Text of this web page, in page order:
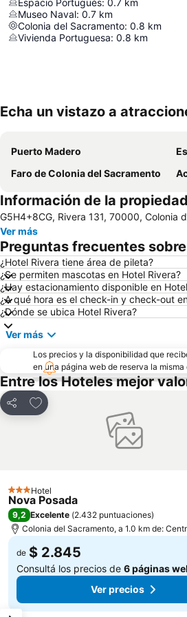
Museo Naval: 0.7 km
Colonia del Sacramento: 0.8 km
Vivienda Portuguesa: 0.8 km
Echa un vistazo a
Puerto Madero
Faro de Colonia del Sacramento
Información de la propiedad
G5H4+8CG, Rivera 131, 70000, Colonia
Ver más
Preguntas frecuentes
¿Hotel Rivera tiene área de pileta?
¿Se permiten mascotas en Hotel Rivera?
¿Hay estacionamiento disponible en
¿A qué hora es el check-in y check-out
¿Dónde se ubica Hotel Rivera?
Ver más
Los precios y la disponibilidad que
en una página web de reserva la
Entre los Hoteles mejor
Compartir
Añadir a favoritos
3 Estrellas
Hotel
Nova Posada
9,2 Excelente (2.432 puntuaciones)
Colonia del Sacramento, a 1.0 km de:
de $ 2.845
Consultá los precios de 6 páginas
Ver precios